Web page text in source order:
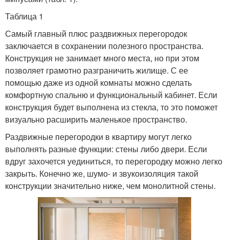
Таблица 1
Самый главный плюс раздвижных перегородок
заключается в сохранении полезного пространства.
Конструкция не занимает много места, но при этом
позволяет грамотно разграничить жилище. С ее
помощью даже из одной комнаты можно сделать
комфортную спальню и функциональный кабинет. Если
конструкция будет выполнена из стекла, то это поможет
визуально расширить маленькое пространство.
Раздвижные перегородки в квартиру могут легко
выполнять разные функции: стены либо двери. Если
вдруг захочется уединиться, то перегородку можно легко
закрыть. Конечно же, шумо- и звукоизоляция такой
конструкции значительно ниже, чем монолитной стены.